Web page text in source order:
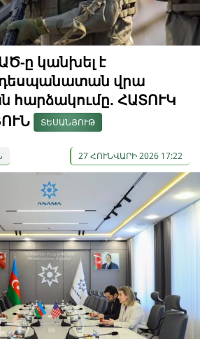
ը կանխել է
դեսպանատան վրա
հարձակումը. ՀԱՏՈՒԿ
ՏԵՍԱՆՅՈՒԹ
27 ՀՈՒՆՎԱՐԻ 2026 17:22